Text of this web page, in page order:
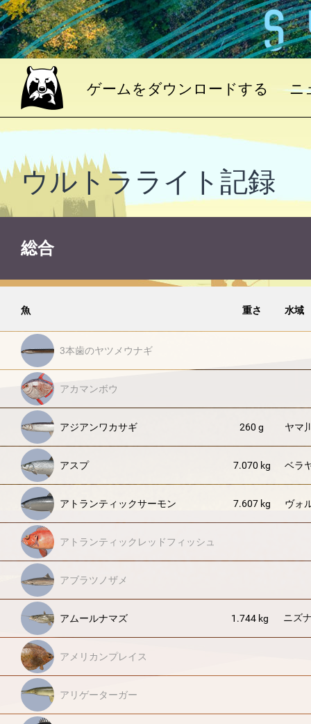
ゲームをダウンロードする ニ
ウルトラライト記録
総合
魚 重さ 水域
3本歯のヤツメウナギ
アカマンボウ
アジアンワカサギ 260 g ヤマ
アスプ 7.070 kg ベラ
アトランティックサーモン 7.607 kg ヴォ
アトランティックレッドフィッシュ
アブラツノザメ
アムールナマズ 1.744 kg ニズ
アメリカンプレイス
アリゲーターガー